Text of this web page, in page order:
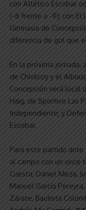
con Atlético Escobar
(-6 frente a -9); con El
Gimnasia de
diferencia de gol que
En la próxima jornada,
de Chivilcoy y el
Concepción será local
Haig, de Sportivo Las
Independiente; y
Escobar.
Para este partido ante
al campo con un once
Cuesta; Daniel Meza,
Manuel García
Zárate, Bautista